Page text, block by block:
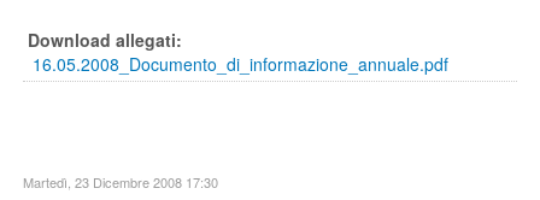
Download allegati:
16.05.2008_Documento_di_informazione_annuale.pdf
Martedì, 23 Dicembre 2008 17:30